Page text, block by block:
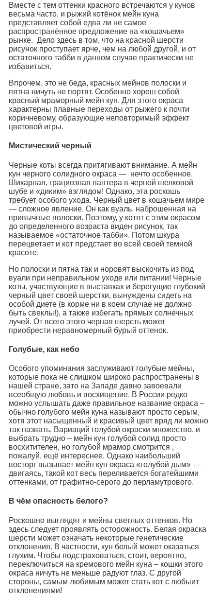
Вместе с тем оттенки красного встречаются у кунов
весьма часто, и рыжий котёнок мейн куна
представляет собой едва ли не самое
распространённое предложение на «кошачьем»
рынке. Дело здесь в том, что на красной шерсти
рисунок проступает ярче, чем на любой другой, и от
остаточного табби в данном случае практически не
избавиться.
Впрочем, это не беда, красных мейнов полоски и
пятна ничуть не портят. Особенно хорош собой
красный мраморный мейн кун. Для этого окраса
характерны плавные переходы от рыжего к почти
коричневому, образующие неповторимый эффект
цветовой игры.
Мистический черный
Черные коты всегда притягивают внимание. А мейн
кун черного солидного окраса — нечто особенное.
Шикарная, грациозная пантера в черной шелковой
шубе и «диким» взглядом! Однако, эта роскошь
требует особого ухода. Черный цвет в кошачьем мире
— сложное явление. Он как вуаль, наброшенная на
привычные полоски. Поэтому, у котят с этим окрасом
до определенного возраста виден рисунок, так
называемое «остаточное табби». Потом шкура
перецветает и кот предстает во всей своей темной
красоте.
Но полоски и пятна так и норовят выскочить из под
вуали при неправильном уходе или питании! Черные
коты, участвующие в выставках и берегущие глубокий
черный цвет своей шерстки, вынуждены сидеть на
особой диете (в корме ни в коем случае не должно
быть свеклы!), а также избегать прямых солнечных
лучей. От всего этого черная шерсть может
приобрести неравномерный бурый оттенок.
Голубые, как небо
Особого упоминания заслуживают голубые мейны,
которые пока не слишком широко распространены в
нашей стране, зато на Западе давно завоевали
всеобщую любовь и восхищение. В России редко
можно услышать даже правильное название окраса –
обычно голубого мейн куна называют просто серым,
хотя этот насыщенный и красивый цвет вряд ли можно
так назвать. Вариаций голубой окраски множество, и
выбрать трудно – мейн кун голубой солид просто
восхитителен, но голубой мрамор смотрится ,
пожалуй, ещё интереснее. Однако наибольший
восторг вызывает мейн кун окраса «голубой дым» —
двигаясь, такой кот весь переливается богатейшими
оттенками, от графитно-серого до перламутрового.
В чём опасность белого?
Роскошно выглядят и мейны светлых оттенков. Но
здесь следует проявлять осторожность. Белая окраска
шерсти может означать некоторые генетические
отклонения. В частности, кун белый может оказаться
глухим. Чтобы подстраховаться, стоит, вероятно,
переключиться на кремового мейн куна – кошки этого
окраса ничуть не меньше радуют глаз. С другой
стороны, самым любимым может стать кот с любыит
отклонениями!